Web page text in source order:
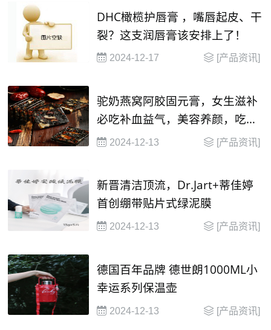
​DHC橄榄护唇膏 ，嘴唇起皮、干
裂？这支润唇膏该安排上了！
2024-12-17 [产品资讯]
驼奶燕窝阿胶固元膏，女生滋补
必吃补血益气，美容养颜，吃出
健康好气色
2024-12-13 [产品资讯]
新晋清洁顶流，Dr.Jart+蒂佳婷
首创绷带贴片式绿泥膜
2024-12-13 [产品资讯]
德国百年品牌 德世朗1000ML小
幸运系列保温壶
2024-12-13 [产品资讯]